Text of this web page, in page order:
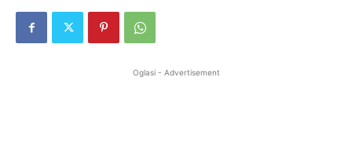
Oglasi - Advertisement